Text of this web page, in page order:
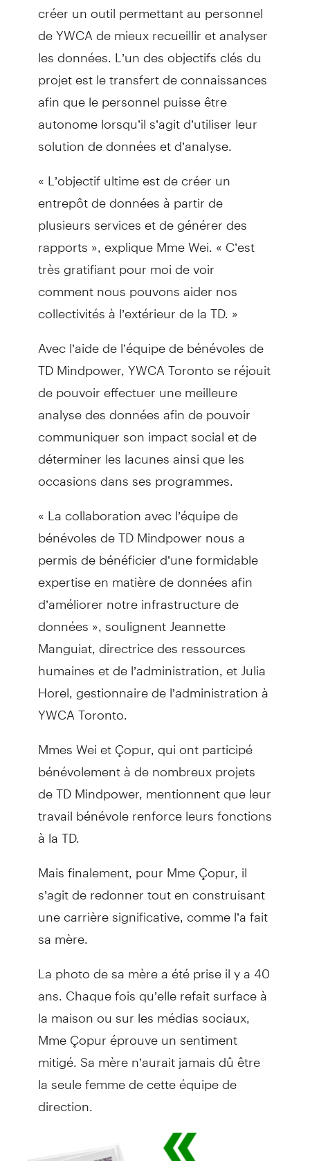
créer un outil permettant au personnel
de YWCA de mieux recueillir et analyser
les données. L’un des objectifs clés du
projet est le transfert de connaissances
afin que le personnel puisse être
autonome lorsqu’il s’agit d’utiliser leur
solution de données et d’analyse.
« L’objectif ultime est de créer un
entrepôt de données à partir de
plusieurs services et de générer des
rapports », explique Mme Wei. « C’est
très gratifiant pour moi de voir
comment nous pouvons aider nos
collectivités à l’extérieur de la TD. »
Avec l’aide de l’équipe de bénévoles de
TD Mindpower, YWCA Toronto se réjouit
de pouvoir effectuer une meilleure
analyse des données afin de pouvoir
communiquer son impact social et de
déterminer les lacunes ainsi que les
occasions dans ses programmes.
« La collaboration avec l’équipe de
bénévoles de TD Mindpower nous a
permis de bénéficier d’une formidable
expertise en matière de données afin
d’améliorer notre infrastructure de
données », soulignent Jeannette
Manguiat, directrice des ressources
humaines et de l’administration, et Julia
Horel, gestionnaire de l’administration à
YWCA Toronto.
Mmes Wei et Çopur, qui ont participé
bénévolement à de nombreux projets
de TD Mindpower, mentionnent que leur
travail bénévole renforce leurs fonctions
à la TD.
Mais finalement, pour Mme Çopur, il
s’agit de redonner tout en construisant
une carrière significative, comme l’a fait
sa mère.
La photo de sa mère a été prise il y a 40
ans. Chaque fois qu’elle refait surface à
la maison ou sur les médias sociaux,
Mme Çopur éprouve un sentiment
mitigé. Sa mère n’aurait jamais dû être
la seule femme de cette équipe de
direction.